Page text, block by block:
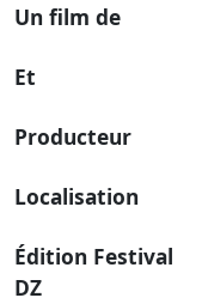
Un film de
Et
Producteur
Localisation
Édition Festival
DZ